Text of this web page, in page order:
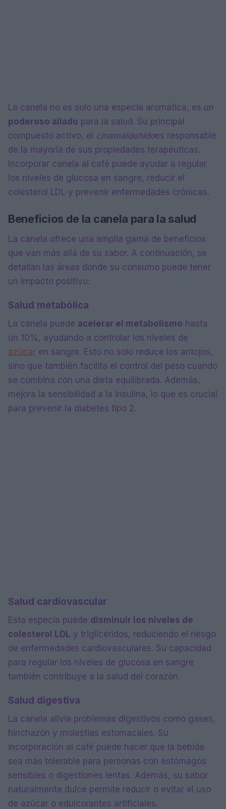
La canela no es solo una especia aromática; es un
poderoso aliado para la salud. Su principal
compuesto activo, el cinamaldehídoes responsable
de la mayoría de sus propiedades terapéuticas.
Incorporar canela al café puede ayudar a regular
los niveles de glucosa en sangre, reducir el
colesterol LDL y prevenir enfermedades crónicas.
Beneficios de la canela para la salud
La canela ofrece una amplia gama de beneficios
que van más allá de su sabor. A continuación, se
detallan las áreas donde su consumo puede tener
un impacto positivo:
Salud metabólica
La canela puede acelerar el metabolismo hasta
un 10%, ayudando a controlar los niveles de
azúcar en sangre. Esto no solo reduce los antojos,
sino que también facilita el control del peso cuando
se combina con una dieta equilibrada. Además,
mejora la sensibilidad a la insulina, lo que es crucial
para prevenir la diabetes tipo 2.
Salud cardiovascular
Esta especia puede disminuir los niveles de
colesterol LDL y triglicéridos, reduciendo el riesgo
de enfermedades cardiovasculares. Su capacidad
para regular los niveles de glucosa en sangre
también contribuye a la salud del corazón.
Salud digestiva
La canela alivia problemas digestivos como gases,
hinchazón y molestias estomacales. Su
incorporación al café puede hacer que la bebida
sea más tolerable para personas con estómagos
sensibles o digestiones lentas. Además, su sabor
naturalmente dulce permite reducir o evitar el uso
de azúcar o edulcorantes artificiales.